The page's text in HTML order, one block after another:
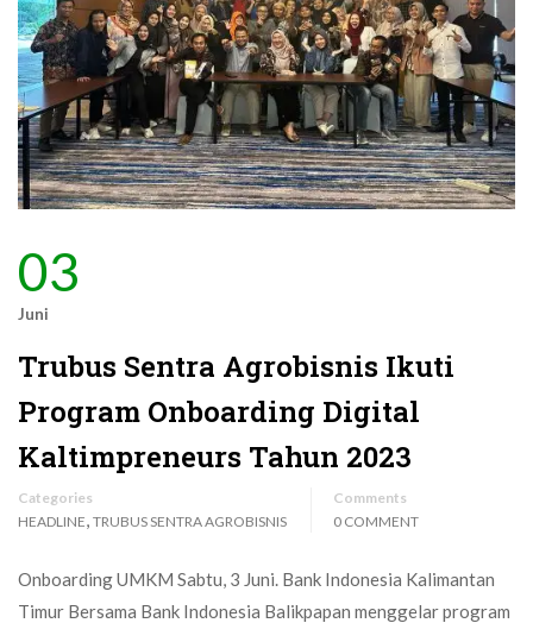
03
Juni
Trubus Sentra Agrobisnis Ikuti
Program Onboarding Digital
Kaltimpreneurs Tahun 2023
Categories
HEADLINE, TRUBUS SENTRA AGROBISNIS
Comments
0 COMMENT
Onboarding UMKM Sabtu, 3 Juni. Bank Indonesia Kalimantan
Timur Bersama Bank Indonesia Balikpapan menggelar program